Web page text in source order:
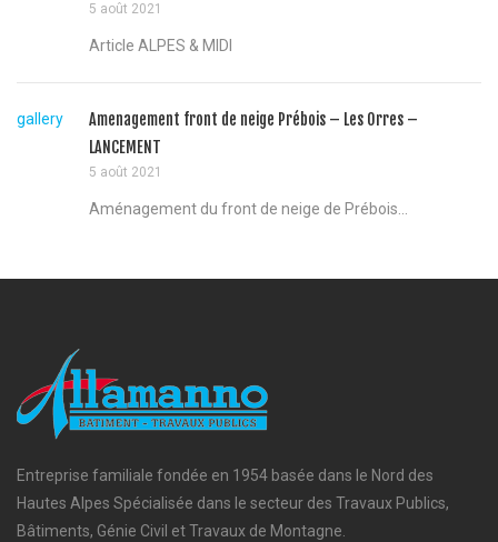
5 août 2021
Article ALPES & MIDI
gallery
Amenagement front de neige Prébois – Les Orres –
LANCEMENT
5 août 2021
Aménagement du front de neige de Prébois...
Entreprise familiale fondée en 1954 basée dans le Nord des
Hautes Alpes Spécialisée dans le secteur des Travaux Publics,
Bâtiments, Génie Civil et Travaux de Montagne.